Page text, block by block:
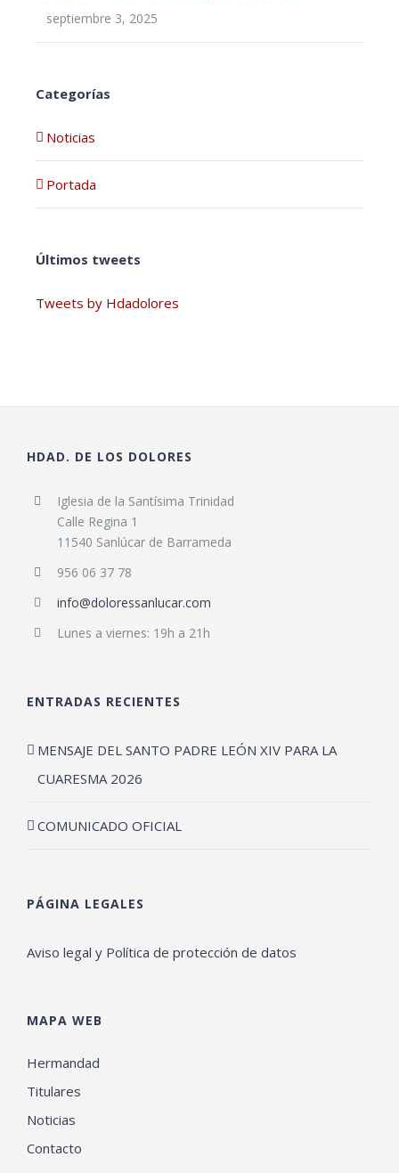
septiembre 3, 2025
Categorías
Noticias
Portada
Últimos tweets
Tweets by Hdadolores
HDAD. DE LOS DOLORES
Iglesia de la Santísima Trinidad
Calle Regina 1
11540 Sanlúcar de Barrameda
956 06 37 78
info@doloressanlucar.com
Lunes a viernes: 19h a 21h
ENTRADAS RECIENTES
MENSAJE DEL SANTO PADRE LEÓN XIV PARA LA
CUARESMA 2026
COMUNICADO OFICIAL
PÁGINA LEGALES
Aviso legal y Política de protección de datos
MAPA WEB
Hermandad
Titulares
Noticias
Contacto